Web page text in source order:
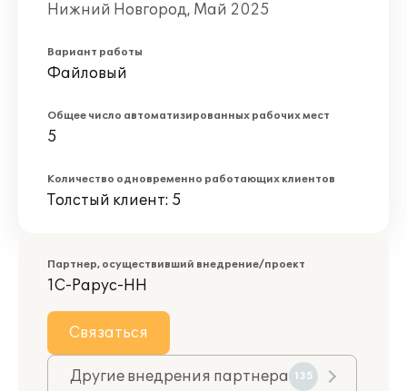
Нижний Новгород, Май 2025
Вариант работы
Файловый
Общее число автоматизированных рабочих мест
5
Количество одновременно работающих клиентов
Толстый клиент: 5
Партнер, осуществивший внедрение/проект
1С-Рарус-НН
Связаться
Другие внедрения партнера 135